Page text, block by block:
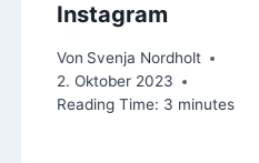
Instagram
Von Svenja Nordholt
2. Oktober 2023
Reading Time: 3 minutes